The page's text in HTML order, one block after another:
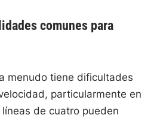
comunes para
menudo tiene dificultades
particularmente en
de cuatro pueden